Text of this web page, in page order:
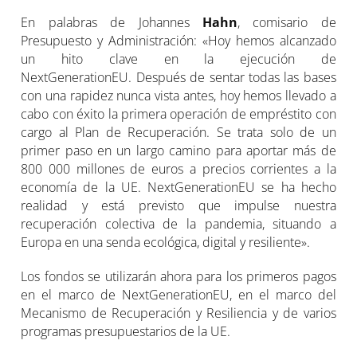
En palabras de Johannes Hahn, comisario de
Presupuesto y Administración: «Hoy hemos alcanzado
un hito clave en la ejecución de
NextGenerationEU. Después de sentar todas las bases
con una rapidez nunca vista antes, hoy hemos llevado a
cabo con éxito la primera operación de empréstito con
cargo al Plan de Recuperación. Se trata solo de un
primer paso en un largo camino para aportar más de
800 000 millones de euros a precios corrientes a la
economía de la UE. NextGenerationEU se ha hecho
realidad y está previsto que impulse nuestra
recuperación colectiva de la pandemia, situando a
Europa en una senda ecológica, digital y resiliente».
Los fondos se utilizarán ahora para los primeros pagos
en el marco de NextGenerationEU, en el marco del
Mecanismo de Recuperación y Resiliencia y de varios
programas presupuestarios de la UE.